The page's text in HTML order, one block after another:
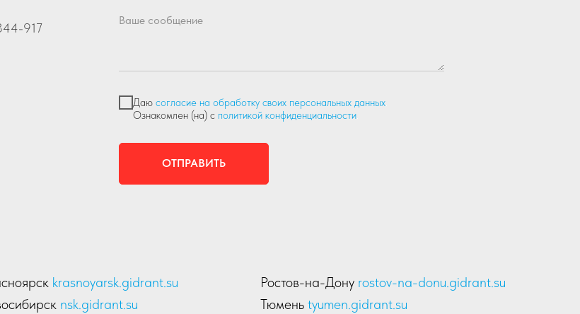
917
Ваше сообщение
Даю согласие на обработку своих персональных данных
Ознакомлен (на) с политикой конфиденциальности
ОТПРАВИТЬ
krasnoyarsk.gidrant.su
nsk.gidrant.su
Ростов-на-Дону rostov-na-donu.gidrant.su
Тюмень tyumen.gidrant.su